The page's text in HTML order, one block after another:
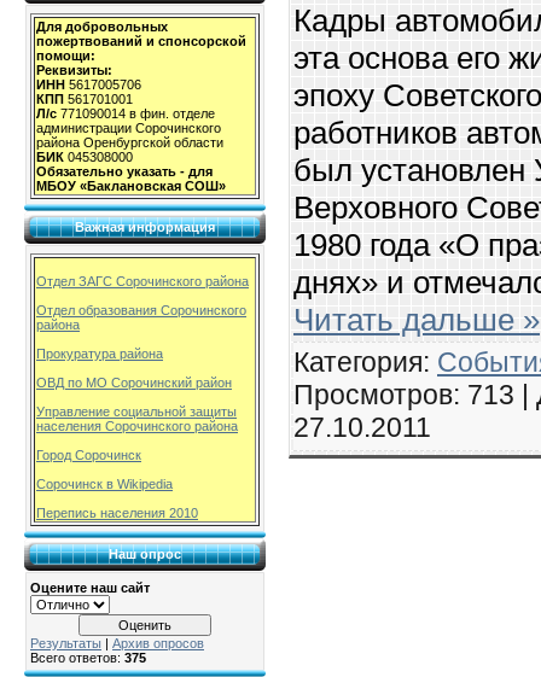
Для добровольных
пожертвований и спонсорской
помощи:
Реквизиты:
ИНН 5617005706
КПП 561701001
Л/с 771090014 в фин. отделе
администрации Сорочинского
района Оренбургской области
БИК 045308000
Обязательно указать - для
МБОУ «Баклановская СОШ»
Важная информация
Отдел ЗАГС Сорочинского района
Отдел образования Сорочинского
района
Прокуратура района
ОВД по МО Сорочинский район
Управление социальной защиты
населения Сорочинского района
Город Сорочинск
Сорочинск в Wikipedia
Перепись населения 2010
Наш опрос
Оцените наш сайт
Результаты
Архив опросов
Всего ответов: 375
Кадры
эта основа его
эпоху
работников
был
Верховного
1980 года «О
днях» и
Читать дальше »
Категория:
Просмотров: 713
27.10.2011